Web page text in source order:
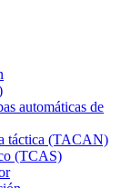
automáticas de
táctica (TACAN)
(TCAS)